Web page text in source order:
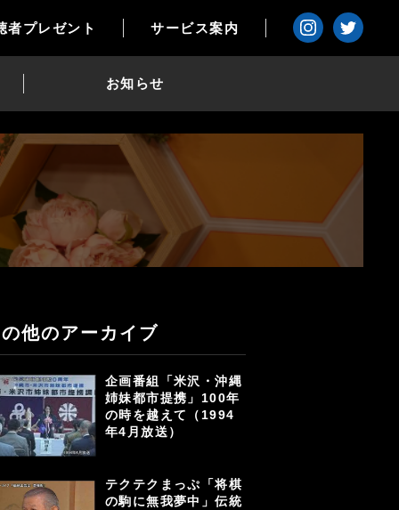
者プレゼント サービス案内
お知らせ
その他のアーカイブ
企画番組「米沢・沖縄
姉妹都市提携」100年
の時を越えて（1994
年4月放送）
テクテクまっぷ「将棋
の駒に無我夢中」伝統